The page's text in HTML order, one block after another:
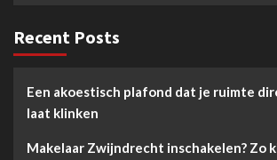
Recent Posts
Een akoestisch plafond dat je ruimte
laat klinken
Makelaar Zwijndrecht inschakelen? Zo